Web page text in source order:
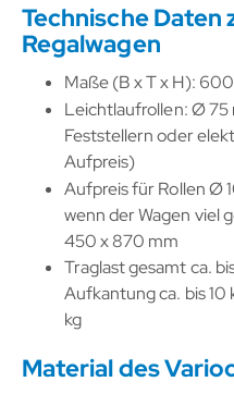
Technische Daten
Regalwagen
Maße (B x T x H):
Leichtlaufrollen: Ø
Feststellern oder
Aufpreis)
Aufpreis für Rollen Ø
wenn der Wagen viel
450 x 870 mm
Traglast gesamt ca.
Aufkantung ca. bis
kg
Material des